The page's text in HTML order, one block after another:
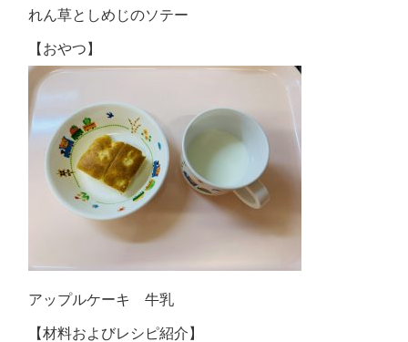
れん草としめじのソテー
【おやつ】
アップルケーキ 牛乳
【材料およびレシピ紹介】